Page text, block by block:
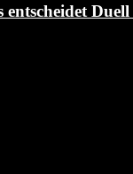
Duell